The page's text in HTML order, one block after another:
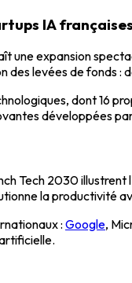
IA françaises
une expansion
levées de fonds :
dont 16
développées
Tech 2030
la productivité
: Google,